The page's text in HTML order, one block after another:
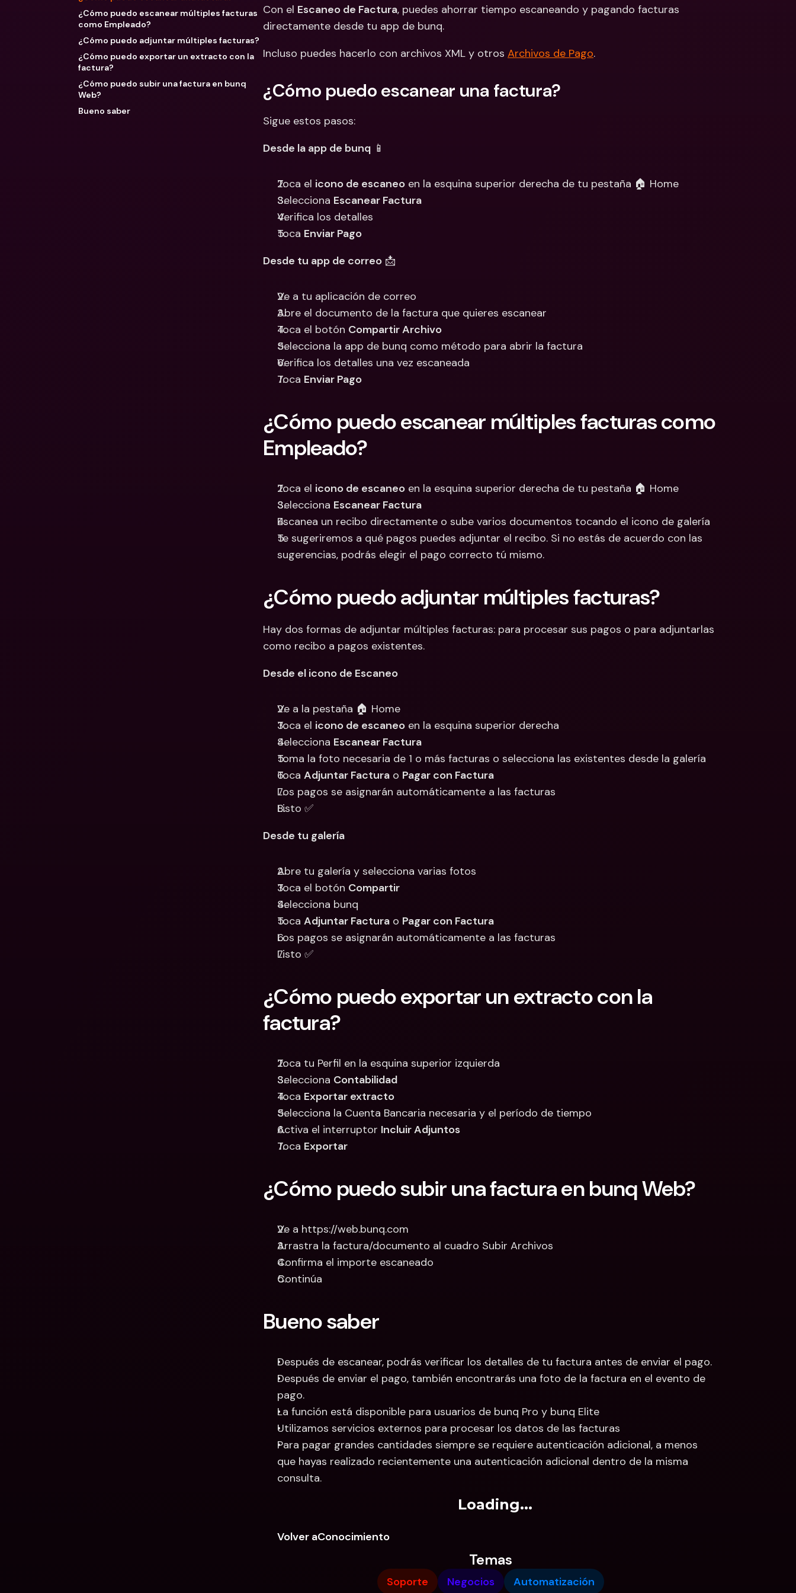
Cuentas Bancarias Cuentas Bancarias
¿Cómo puedo escanear múltiples facturas
como Empleado?
¿Cómo puedo adjuntar múltiples facturas?
¿Cómo puedo exportar un extracto con la
factura?
¿Cómo puedo subir una factura en bunq
Web?
Bueno saber
Con el Escaneo de Factura, puedes ahorrar tiempo escaneando y pagando facturas
directamente desde tu app de bunq.
Incluso puedes hacerlo con archivos XML y otros Archivos de Pago.
¿Cómo puedo escanear una factura?
Sigue estos pasos:
Desde la app de bunq 📱
Toca el icono de escaneo en la esquina superior derecha de tu pestaña 🏠 Home
Selecciona Escanear Factura
Verifica los detalles
Toca Enviar Pago
Desde tu app de correo 📩
Ve a tu aplicación de correo
Abre el documento de la factura que quieres escanear
Toca el botón Compartir Archivo
Selecciona la app de bunq como método para abrir la factura
Verifica los detalles una vez escaneada
Toca Enviar Pago
¿Cómo puedo escanear múltiples facturas como
Empleado?
Toca el icono de escaneo en la esquina superior derecha de tu pestaña 🏠 Home
Selecciona Escanear Factura
Escanea un recibo directamente o sube varios documentos tocando el icono de galería
Te sugeriremos a qué pagos puedes adjuntar el recibo. Si no estás de acuerdo con las
sugerencias, podrás elegir el pago correcto tú mismo.
¿Cómo puedo adjuntar múltiples facturas?
Hay dos formas de adjuntar múltiples facturas: para procesar sus pagos o para adjuntarlas
como recibo a pagos existentes.
Desde el icono de Escaneo
Ve a la pestaña 🏠 Home
Toca el icono de escaneo en la esquina superior derecha
Selecciona Escanear Factura
Toma la foto necesaria de 1 o más facturas o selecciona las existentes desde la galería
Toca Adjuntar Factura o Pagar con Factura
Los pagos se asignarán automáticamente a las facturas
Listo ✅
Desde tu galería
Abre tu galería y selecciona varias fotos
Toca el botón Compartir
Selecciona bunq
Toca Adjuntar Factura o Pagar con Factura
Los pagos se asignarán automáticamente a las facturas
Listo ✅
¿Cómo puedo exportar un extracto con la
factura?
Toca tu Perfil en la esquina superior izquierda
Selecciona Contabilidad
Toca Exportar extracto
Selecciona la Cuenta Bancaria necesaria y el período de tiempo
Activa el interruptor Incluir Adjuntos
Toca Exportar
¿Cómo puedo subir una factura en bunq Web?
Ve a https://web.bunq.com
Arrastra la factura/documento al cuadro Subir Archivos
Confirma el importe escaneado
Continúa
Bueno saber
Después de escanear, podrás verificar los detalles de tu factura antes de enviar el pago.
Después de enviar el pago, también encontrarás una foto de la factura en el evento de
pago.
La función está disponible para usuarios de bunq Pro y bunq Elite
Utilizamos servicios externos para procesar los datos de las facturas
Para pagar grandes cantidades siempre se requiere autenticación adicional, a menos
que hayas realizado recientemente una autenticación adicional dentro de la misma
consulta.
Loading...
Volver aConocimiento
Temas
Soporte Negocios Automatización